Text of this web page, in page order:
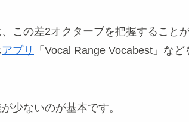
、この差2オクターブを把握すること
アプリ
「Vocal Range Vocabest」な
少ないのが基本です。